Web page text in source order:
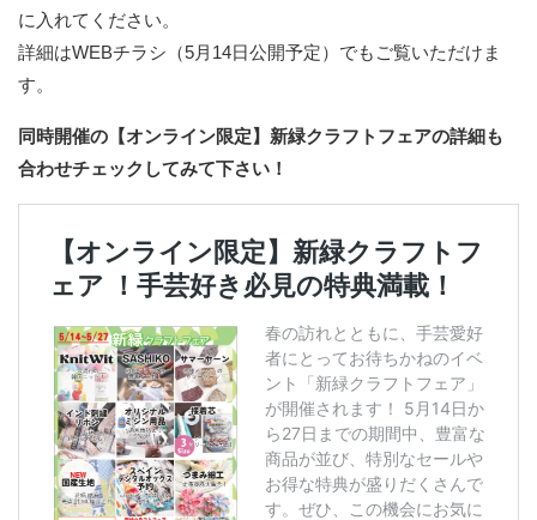
に入れてください。
詳細はWEBチラシ（5月14日公開予定）でもご覧いただけま
す。
同時開催の【オンライン限定】新緑クラフトフェアの詳細も
合わせチェックしてみて下さい！